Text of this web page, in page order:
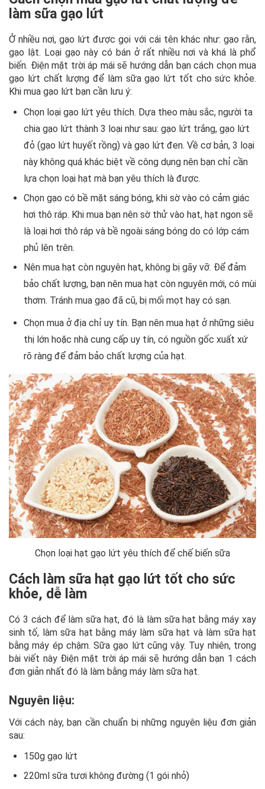
làm sữa gạo lứt
Ở nhiều nơi, gạo lứt được gọi với cái tên khác như: gạo rằn,
gạo lật. Loại gạo này có bán ở rất nhiều nơi và khá là phổ
biến. Điện mặt trời áp mái sẽ hướng dẫn bạn cách chọn mua
gạo lứt chất lượng để làm sữa gạo lứt tốt cho sức khỏe.
Khi mua gạo lứt bạn cần lưu ý:
Chọn loại gạo lứt yêu thích. Dựa theo màu sắc, người ta
chia gạo lứt thành 3 loại như sau: gạo lứt trắng, gạo lứt
đỏ (gạo lứt huyết rồng) và gạo lứt đen. Về cơ bản, 3 loại
này không quá khác biệt về công dụng nên bạn chỉ cần
lựa chọn loại hạt mà bạn yêu thích là được.
Chọn gạo có bề mặt sáng bóng, khi sờ vào có cảm giác
hơi thô ráp. Khi mua bạn nên sờ thử vào hạt, hạt ngon sẽ
là loại hơi thô ráp và bề ngoài sáng bóng do có lớp cám
phủ lên trên.
Nên mua hạt còn nguyên hạt, không bị gãy vỡ. Để đảm
bảo chất lượng, bạn nên mua hạt còn nguyên mới, có mùi
thơm. Tránh mua gạo đã cũ, bị mối mọt hay có sạn.
Chọn mua ở địa chỉ uy tín. Bạn nên mua hạt ở những siêu
thị lớn hoặc nhà cung cấp uy tín, có nguồn gốc xuất xứ
rõ ràng để đảm bảo chất lượng của hạt.
Chọn loại hạt gạo lứt yêu thích để chế biến sữa
Cách làm sữa hạt gạo lứt tốt cho sức
khỏe, dễ làm
Có 3 cách để làm sữa hạt, đó là làm sữa hạt bằng máy xay
sinh tố, làm sữa hạt bằng máy làm sữa hạt và làm sữa hạt
bằng máy ép chậm. Sữa gạo lứt cũng vậy. Tuy nhiên, trong
bài viết này Điện mặt trời áp mái sẽ hướng dẫn bạn 1 cách
đơn giản nhất đó là làm bằng máy làm sữa hạt.
Nguyên liệu:
Với cách này, bạn cần chuẩn bị những nguyên liệu đơn giản
sau:
150g gạo lứt
220ml sữa tươi không đường (1 gói nhỏ)